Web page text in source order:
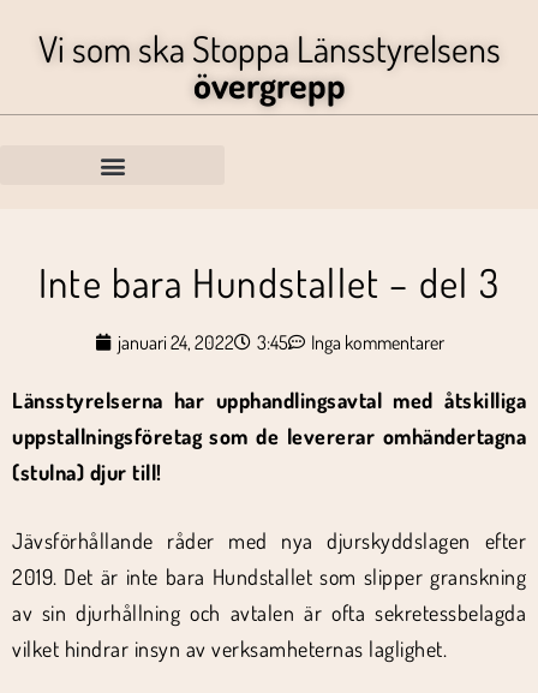
Vi som ska Stoppa Länsstyrelsens
övergrepp
Inte bara Hundstallet – del 3
januari 24, 2022 3:45 Inga kommentarer
Länsstyrelserna har upphandlingsavtal med åtskilliga
uppstallningsföretag som de levererar omhändertagna
(stulna) djur till!
Jävsförhållande råder med nya djurskyddslagen efter
2019. Det är inte bara Hundstallet som slipper granskning
av sin djurhållning och avtalen är ofta sekretessbelagda
vilket hindrar insyn av verksamheternas laglighet.